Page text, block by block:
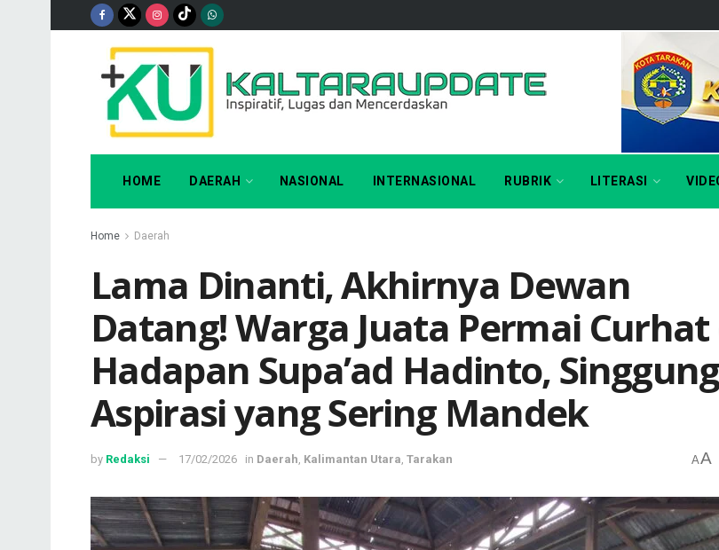
HOME DAERAH NASIONAL INTERNASIONAL RUBRIK LITERASI
Home Daerah
Lama Dinanti, Akhirnya Dewan
Datang! Warga Juata Permai Curhat
Hadapan Supa’ad Hadinto, Singgung
Aspirasi yang Sering Mandek
by Redaksi 17/02/2026 in Daerah Kalimantan Utara Tarakan AA